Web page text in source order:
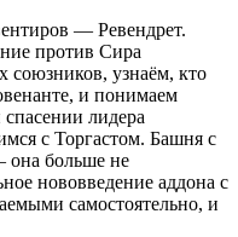
— Ревендрет.
против Сира
союзников, узнаём, кто
и понимаем
лидера
с Торгастом. Башня с
она больше не
нововведение аддона с
самостоятельно, и